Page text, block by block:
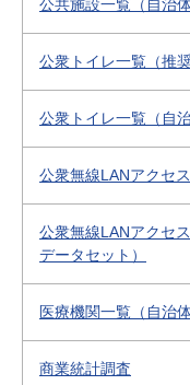
公共施設一覧（自治
公衆トイレ一覧（推
公衆トイレ一覧（自
公衆無線LANアクセ
公衆無線LANアクセ
データセット）
医療機関一覧（自治
商業統計調査